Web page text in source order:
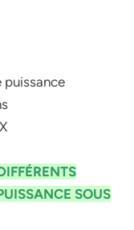
puissance
SOUS